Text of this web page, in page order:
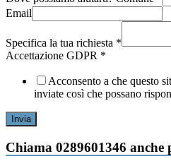
Email
Nome
GDPR
Specifica la tua richiesta *
Accettazione GDPR *
Acconsento a che questo
inviate così che possano
Invia
Chiama 0289601346 anche